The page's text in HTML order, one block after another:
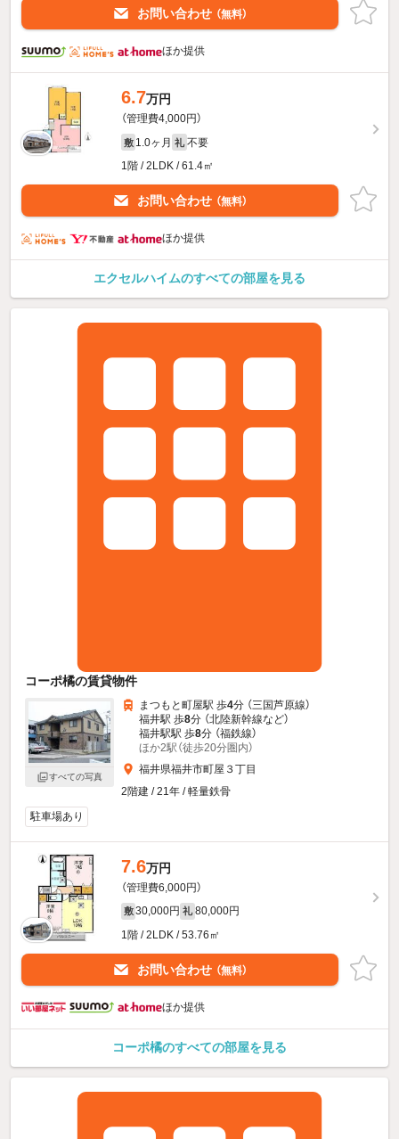
お問い合わせ （無料）
ほか提供
6.7万円
（管理費4,000円）
敷 1.0ヶ月 礼 不要
1階 / 2LDK / 61.4㎡
お問い合わせ （無料）
ほか提供
エクセルハイムのすべての部屋を見る
コーポ橘の賃貸物件
すべての写真
まつもと町屋駅 歩4分 （三国芦原線）
福井駅 歩8分 （北陸新幹線など）
福井駅駅 歩8分 （福鉄線）
ほか2駅（徒歩20分圏内）
福井県福井市町屋３丁目
2階建 / 21年 / 軽量鉄骨
駐車場あり
7.6万円
（管理費6,000円）
敷 30,000円 礼 80,000円
1階 / 2LDK / 53.76㎡
お問い合わせ （無料）
ほか提供
コーポ橘のすべての部屋を見る